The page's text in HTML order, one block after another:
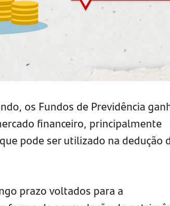
os Fundos de Previdência
financeiro, principalmente
pode ser utilizado na dedução
prazo voltados para a